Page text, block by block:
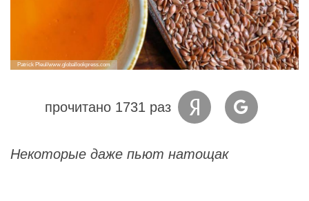
Patrick Pleul/www.globallookpress.com
прочитано 1731 раз
Некоторые даже пьют натощак